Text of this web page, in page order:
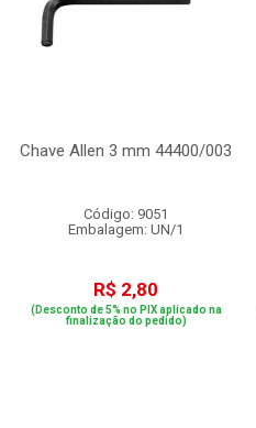
Chave Allen 3 mm 44400/003
Código: 9051
Embalagem: UN/1
R$ 2,80
(Desconto de 5% no PIX aplicado na
finalização do pedido)